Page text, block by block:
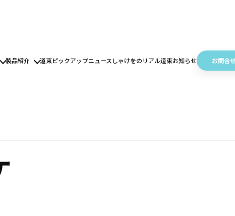
製品紹介 道東ピックアップニュース しゃけをのリアル道東お知らせ お問合